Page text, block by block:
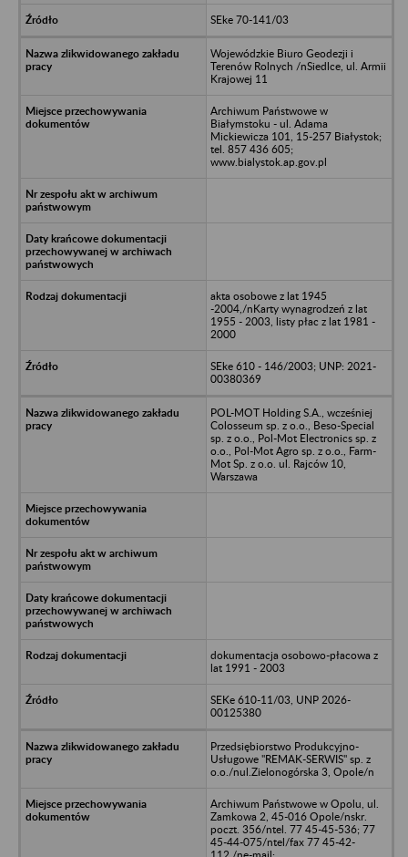
SEke 70-141/03
Wojewódzkie Biuro Geodezji i
Terenów Rolnych /nSiedlce, ul. Armii
Krajowej 11
Archiwum Państwowe w
Białymstoku - ul. Adama
Mickiewicza 101, 15-257 Białystok;
tel. 857 436 605;
www.bialystok.ap.gov.pl
akta osobowe z lat 1945
-2004,/nKarty wynagrodzeń z lat
1955 - 2003, listy płac z lat 1981 -
2000
SEke 610 - 146/2003; UNP: 2021-
00380369
POL-MOT Holding S.A., wcześniej
Colosseum sp. z o.o., Beso-Special
sp. z o.o., Pol-Mot Electronics sp. z
o.o., Pol-Mot Agro sp. z o.o., Farm-
Mot Sp. z o.o. ul. Rajców 10,
Warszawa
dokumentacja osobowo-płacowa z
lat 1991 - 2003
SEKe 610-11/03, UNP 2026-
00125380
Przedsiębiorstwo Produkcyjno-
Usługowe "REMAK-SERWIS" sp. z
o.o./nul.Zielonogórska 3, Opole/n
Archiwum Państwowe w Opolu, ul.
Zamkowa 2, 45-016 Opole/nskr.
poczt. 356/ntel. 77 45-45-536; 77
45-44-075/ntel/fax 77 45-42-